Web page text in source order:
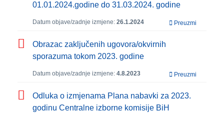
01.01.2024.godine do 31.03.2024. godine
Datum objave/zadnje izmjene: 26.1.2024 Preuzmi
Obrazac zaključenih ugovora/okvirnih
sporazuma tokom 2023. godine
Datum objave/zadnje izmjene: 4.8.2023 Preuzmi
Odluka o izmjenama Plana nabavki za 2023.
godinu Centralne izborne komisije BiH